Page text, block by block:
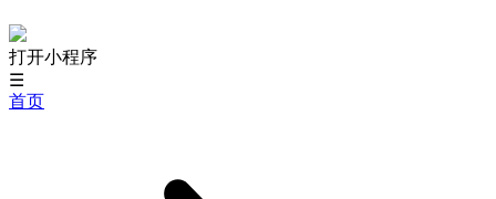
打开小程序
☰
首页